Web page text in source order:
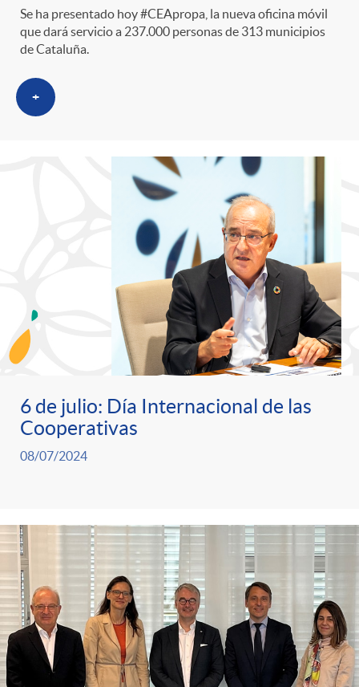
r
o
C
g
r
a
s
i
d
Se ha presentado hoy #CEApropa, la nueva oficina móvil
que dará servicio a 237.000 personas de 313 municipios
de Cataluña.
+
6 de julio: Día Internacional de las
Cooperativas
08/07/2024